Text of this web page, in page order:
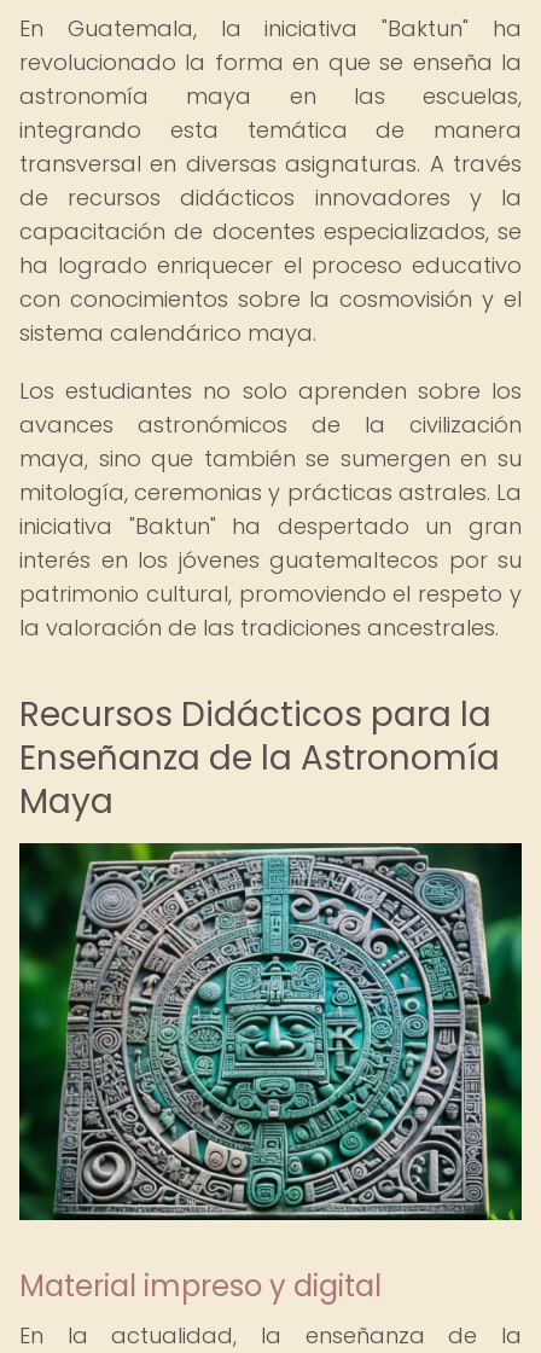
En Guatemala, la iniciativa "Baktun" ha
revolucionado la forma en que se enseña la
astronomía maya en las escuelas,
integrando esta temática de manera
transversal en diversas asignaturas. A través
de recursos didácticos innovadores y la
capacitación de docentes especializados, se
ha logrado enriquecer el proceso educativo
con conocimientos sobre la cosmovisión y el
sistema calendárico maya.
Los estudiantes no solo aprenden sobre los
avances astronómicos de la civilización
maya, sino que también se sumergen en su
mitología, ceremonias y prácticas astrales. La
iniciativa "Baktun" ha despertado un gran
interés en los jóvenes guatemaltecos por su
patrimonio cultural, promoviendo el respeto y
la valoración de las tradiciones ancestrales.
Recursos Didácticos para la
Enseñanza de la Astronomía
Maya
Material impreso y digital
En la actualidad, la enseñanza de la